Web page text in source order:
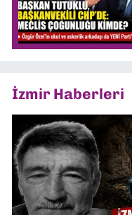
İzmir Haberleri